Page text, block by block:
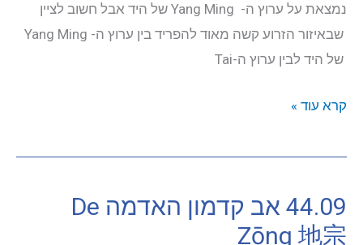
נמצאת על ערוץ ה- Yang Ming של היד אבל חשוב לציין
שבאיזור הזרוע קשה מאוד להפריד בין ערוץ ה- Yang Ming
של היד לבין ערוץ ה-Tai
44.10
קדמון
Tiān
Zōng
קרא עוד »
44.09 אב קדמון האדמה De
Zōng 地宗